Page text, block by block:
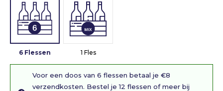
6 Flessen 1 Fles
Voor een doos van 6 flessen betaal je €8
verzendkosten. Bestel je 12 flessen of meer bij